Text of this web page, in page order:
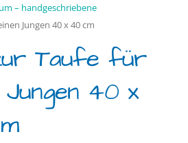
– handgeschriebene
Jungen 40 x 40 cm
Taufe für
Jungen 40 x